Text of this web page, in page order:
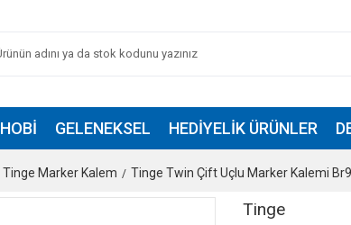
HOBI GELENEKSEL HEDIYELIK ÜRÜNLER
Tinge Marker Kalem Tinge Twin Çift Uçlu Marker Kalemi
Tinge